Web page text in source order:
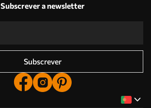
Subscrever a newsletter
Subscrever